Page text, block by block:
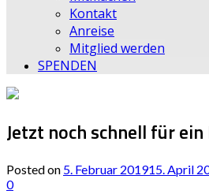
Kontakt
Anreise
Mitglied werden
SPENDEN
Jetzt noch schnell für
Posted on 5. Februar 201915. April
0